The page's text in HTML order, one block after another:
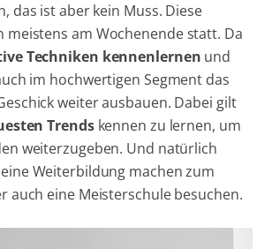
das ist aber kein Muss. Diese
meistens am Wochenende statt. Da
Techniken kennenlernen und
im hochwertigen Segment das
weiter ausbauen. Dabei gilt
Trendskennen zu lernen, um
weiterzugeben. Und natürlich
Weiterbildung machen zum
auch eine Meisterschule besuchen.